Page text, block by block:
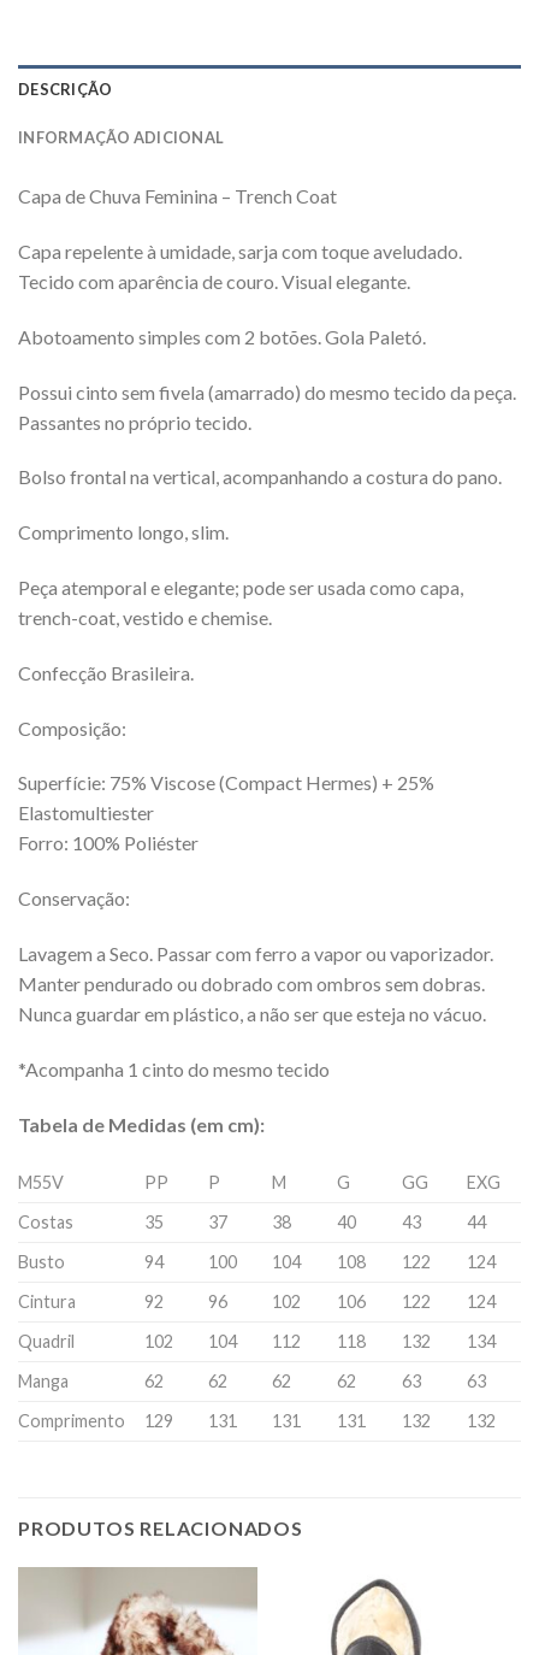
DESCRIÇÃO
INFORMAÇÃO ADICIONAL
Capa de Chuva Feminina – Trench Coat
Capa repelente à umidade, sarja com toque aveludado.
Tecido com aparência de couro. Visual elegante.
Abotoamento simples com 2 botões. Gola Paletó.
Possui cinto sem fivela (amarrado) do mesmo tecido da peça.
Passantes no próprio tecido.
Bolso frontal na vertical, acompanhando a costura do pano.
Comprimento longo, slim.
Peça atemporal e elegante; pode ser usada como capa,
trench-coat, vestido e chemise.
Confecção Brasileira.
Composição:
Superfície: 75% Viscose (Compact Hermes) + 25%
Elastomultiester
Forro: 100% Poliéster
Conservação:
Lavagem a Seco. Passar com ferro a vapor ou vaporizador.
Manter pendurado ou dobrado com ombros sem dobras.
Nunca guardar em plástico, a não ser que esteja no vácuo.
*Acompanha 1 cinto do mesmo tecido
Tabela de Medidas (em cm):
M55V PP P M G GG
EXG
Costas
35 37 38 40 43
44
Busto
94 100 104 108 122
124
Cintura
92 96 102 106 122
124
Quadril
102 104 112 118 132
134
Manga
62 62 62 62 63
63
Comprimento
129 131 131 131 132 132
PRODUTOS RELACIONADOS